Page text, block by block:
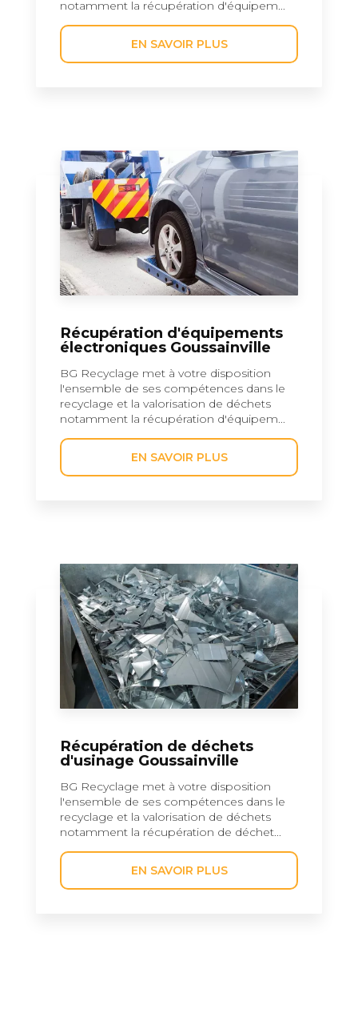
notamment la récupération d'équipem...
EN SAVOIR PLUS
Récupération d'équipements
électroniques Goussainville
BG Recyclage met à votre disposition
l'ensemble de ses compétences dans le
recyclage et la valorisation de déchets
notamment la récupération d'équipem...
EN SAVOIR PLUS
Récupération de déchets
d'usinage Goussainville
BG Recyclage met à votre disposition
l'ensemble de ses compétences dans le
recyclage et la valorisation de déchets
notamment la récupération de déchet...
EN SAVOIR PLUS